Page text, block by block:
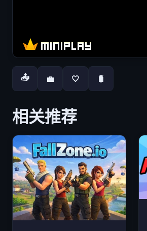
📤 💼 🤍 🐛
相关推荐